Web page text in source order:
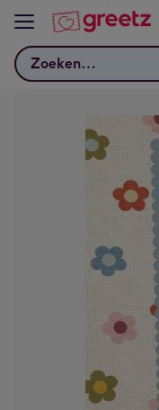
Bekijk meer
Zoeken